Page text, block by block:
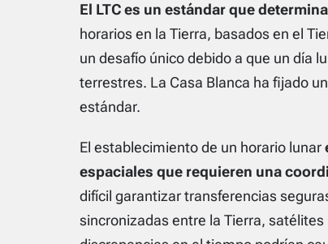
El LTC es un estándar que
horarios en la Tierra, basados en el
un desafío único debido a que un día
terrestres. La Casa Blanca ha fijado
estándar.
El establecimiento de un horario lunar
espaciales que requieren una
difícil garantizar transferencias
sincronizadas entre la Tierra,